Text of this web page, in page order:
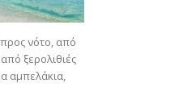
νότο, από
ξερολιθιές
αμπελάκια,